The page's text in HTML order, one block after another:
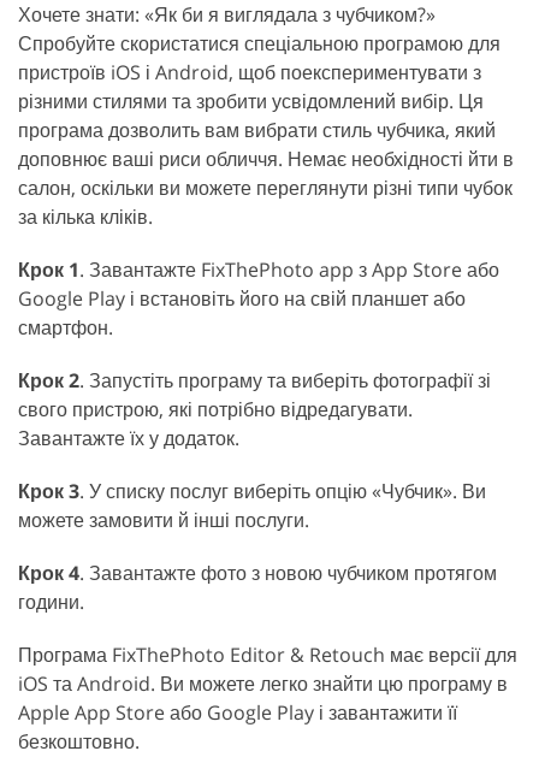
Хочете знати: «Як би я виглядала з чубчиком?»
Спробуйте скористатися спеціальною програмою для
пристроїв iOS і Android, щоб поекспериментувати з
різними стилями та зробити усвідомлений вибір. Ця
програма дозволить вам вибрати стиль чубчика, який
доповнює ваші риси обличчя. Немає необхідності йти в
салон, оскільки ви можете переглянути різні типи чубок
за кілька кліків.
Крок 1. Завантажте FixThePhoto app з App Store або
Google Play і встановіть його на свій планшет або
смартфон.
Крок 2. Запустіть програму та виберіть фотографії зі
свого пристрою, які потрібно відредагувати.
Завантажте їх у додаток.
Крок 3. У списку послуг виберіть опцію «Чубчик». Ви
можете замовити й інші послуги.
Крок 4. Завантажте фото з новою чубчиком протягом
години.
Програма FixThePhoto Editor & Retouch має версії для
iOS та Android. Ви можете легко знайти цю програму в
Apple App Store або Google Play і завантажити її
безкоштовно.